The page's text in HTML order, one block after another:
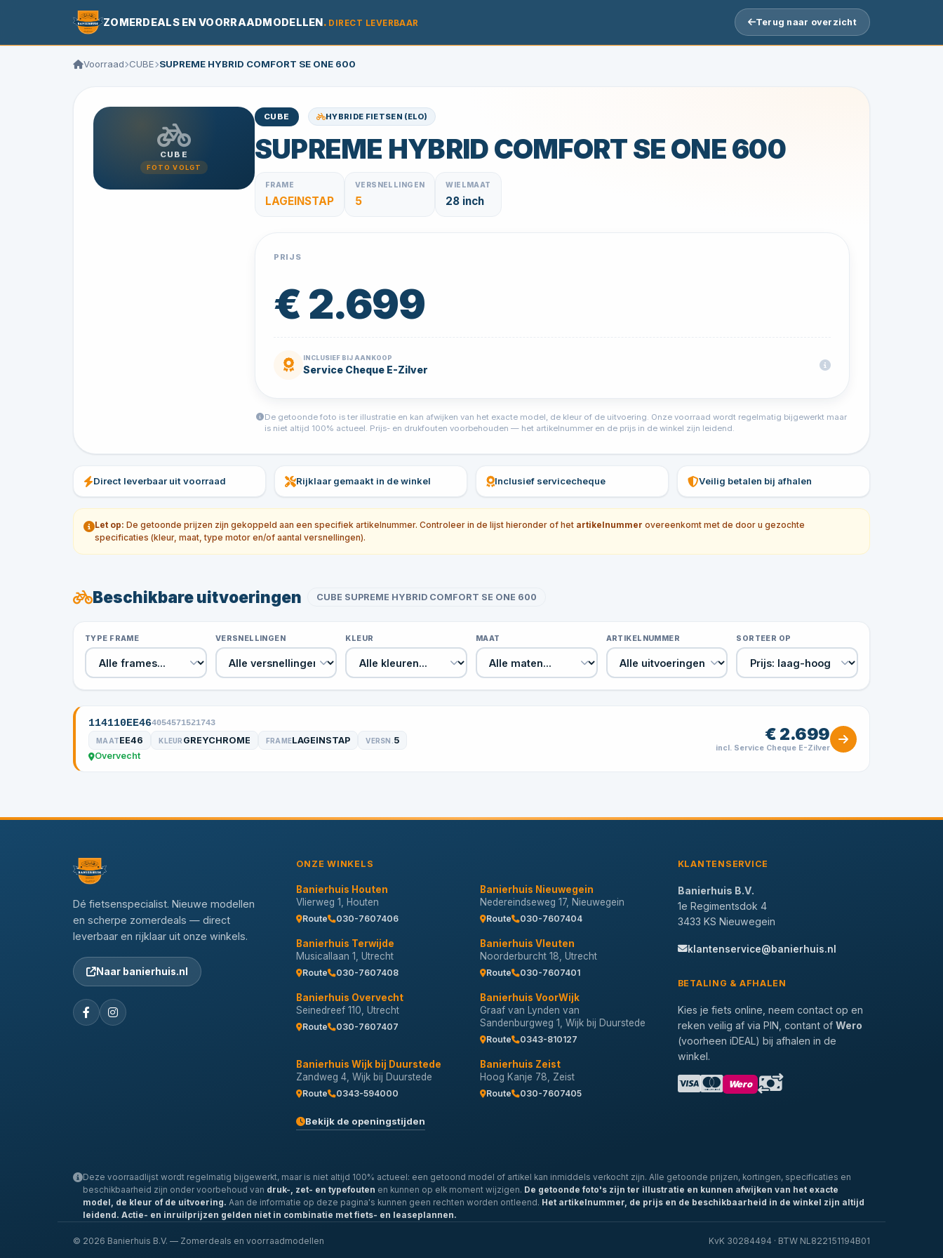
ZOMERDEALS EN VOORRAADMODELLEN. DIRECT LEVERBAAR Terug naar overzicht
Voorraad CUBE SUPREME HYBRID COMFORT SE ONE 600
CUBE
FOTO VOLGT
CUBE HYBRIDE FIETSEN (ELO)
SUPREME HYBRID COMFORT SE ONE 600
FRAME
LAGEINSTAP
VERSNELLINGEN
5
WIELMAAT
28 inch
PRIJS
€ 2.699
INCLUSIEF BIJ AANKOOP
Service Cheque E-Zilver
De getoonde foto is ter illustratie en kan afwijken van het exacte model, de kleur of de uitvoering. Onze voorraad wordt regelmatig bijgewerkt maar
is niet altijd 100% actueel. Prijs- en drukfouten voorbehouden — het artikelnummer en de prijs in de winkel zijn leidend.
Direct leverbaar uit voorraad Rijklaar gemaakt in de winkel Inclusief servicecheque Veilig betalen bij afhalen
Let op: De getoonde prijzen zijn gekoppeld aan een specifiek artikelnummer. Controleer in de lijst hieronder of het artikelnummer overeenkomt met de door u gezochte
specificaties (kleur, maat, type motor en/of aantal versnellingen).
Beschikbare uitvoeringen CUBE SUPREME HYBRID COMFORT SE ONE 600
TYPE FRAME VERSNELLINGEN KLEUR MAAT ARTIKELNUMMER SORTEER OP
114110EE464054571521743
MAATEE46 KLEUR GREYCHROME FRAMELAGEINSTAP VERSN. 5
Overvecht
€ 2.699
incl. Service Cheque E-Zilver
Dé fietsenspecialist. Nieuwe modellen
en scherpe zomerdeals — direct
leverbaar en rijklaar uit onze winkels.
Naar banierhuis.nl
ONZE WINKELS
Banierhuis Houten
Vlierweg 1, Houten
Route 030-7607406
Banierhuis Nieuwegein
Nedereindseweg 17, Nieuwegein
Route 030-7607404
Banierhuis Terwijde
Musicallaan 1, Utrecht
Route 030-7607408
Banierhuis Vleuten
Noorderburcht 18, Utrecht
Route 030-7607401
Banierhuis Overvecht
Seinedreef 110, Utrecht
Route 030-7607407
Banierhuis VoorWijk
Graaf van Lynden van
Sandenburgweg 1, Wijk bij Duurstede
Route 0343-810127
Banierhuis Wijk bij Duurstede
Zandweg 4, Wijk bij Duurstede
Route 0343-594000
Banierhuis Zeist
Hoog Kanje 78, Zeist
Route 030-7607405
Bekijk de openingstijden
KLANTENSERVICE
Banierhuis B.V.
1e Regimentsdok 4
3433 KS Nieuwegein
klantenservice@banierhuis.nl
BETALING & AFHALEN
Kies je fiets online, neem contact op en
reken veilig af via PIN, contant of Wero
(voorheen iDEAL) bij afhalen in de
winkel.
Wero
Deze voorraadlijst wordt regelmatig bijgewerkt, maar is niet altijd 100% actueel: een getoond model of artikel kan inmiddels verkocht zijn. Alle getoonde prijzen, kortingen, specificaties en
beschikbaarheid zijn onder voorbehoud van druk-, zet- en typefouten en kunnen op elk moment wijzigen. De getoonde foto's zijn ter illustratie en kunnen afwijken van het exacte
model, de kleur of de uitvoering. Aan de informatie op deze pagina's kunnen geen rechten worden ontleend. Het artikelnummer, de prijs en de beschikbaarheid in de winkel zijn altijd
leidend. Actie- en inruilprijzen gelden niet in combinatie met fiets- en leaseplannen.
© 2026 Banierhuis B.V. — Zomerdeals en voorraadmodellen KvK 30284494 · BTW NL822151194B01